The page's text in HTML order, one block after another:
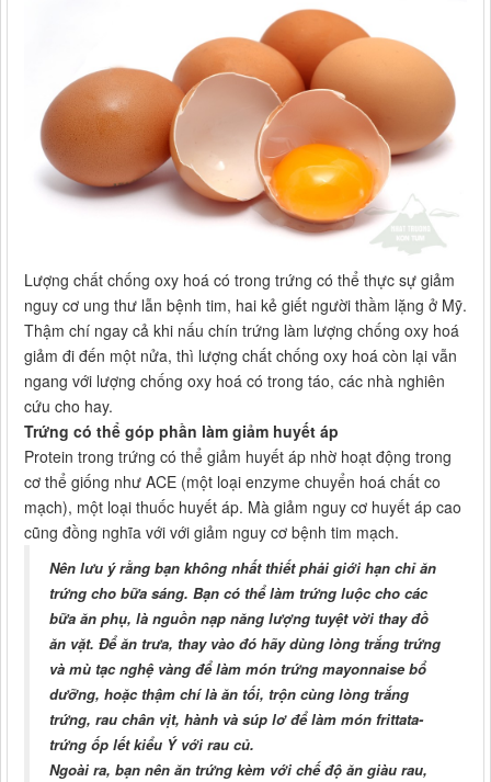
Lượng chất chống oxy hoá có trong trứng có thể thực sự giảm
nguy cơ ung thư lẫn bệnh tim, hai kẻ giết người thầm lặng ở Mỹ.
Thậm chí ngay cả khi nấu chín trứng làm lượng chống oxy hoá
giảm đi đến một nửa, thì lượng chất chống oxy hoá còn lại vẫn
ngang với lượng chống oxy hoá có trong táo, các nhà nghiên
cứu cho hay.
Trứng có thể góp phần làm giảm huyết áp
Protein trong trứng có thể giảm huyết áp nhờ hoạt động trong
cơ thể giống như ACE (một loại enzyme chuyển hoá chất co
mạch), một loại thuốc huyết áp. Mà giảm nguy cơ huyết áp cao
cũng đồng nghĩa với với giảm nguy cơ bệnh tim mạch.
Nên lưu ý rằng bạn không nhất thiết phải giới hạn chỉ ăn
trứng cho bữa sáng. Bạn có thể làm trứng luộc cho các
bữa ăn phụ, là nguồn nạp năng lượng tuyệt vời thay đồ
ăn vặt. Để ăn trưa, thay vào đó hãy dùng lòng trắng trứng
và mù tạc nghệ vàng để làm món trứng mayonnaise bổ
dưỡng, hoặc thậm chí là ăn tối, trộn cùng lòng trắng
trứng, rau chân vịt, hành và súp lơ để làm món frittata-
trứng ốp lết kiểu Ý với rau củ.
Ngoài ra, bạn nên ăn trứng kèm với chế độ ăn giàu rau,